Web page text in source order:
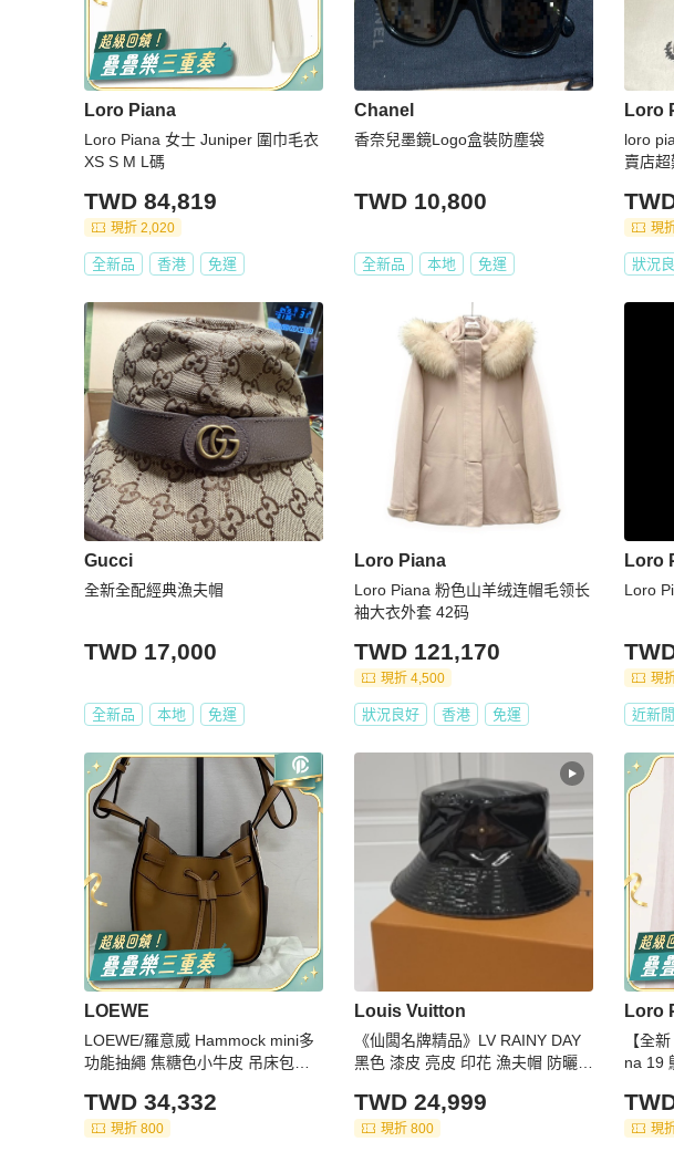
Loro Piana
Loro Piana 女士 Juniper 圍巾毛衣
XS S M L碼
TWD 84,819
現折 2,020
全新品 香港 免運
Chanel
香奈兒墨鏡Logo盒裝防塵袋
TWD 10,800
全新品 本地 免運
Loro
loro
賣店
現
狀況
Gucci
全新全配經典漁夫帽
TWD 17,000
全新品 本地 免運
Loro Piana
Loro Piana 粉色山羊绒连帽毛领长
袖大衣外套 42码
TWD 121,170
現折 4,500
狀況良好 香港 免運
Loro
Loro
現
近新
LOEWE
LOEWE/羅意威 Hammock mini多
功能抽繩 焦糖色小牛皮 吊床包手
TWD 34,332
現折 800
Louis Vuitton
《仙闆名牌精品》LV RAINY DAY
黑色 漆皮 亮皮 印花 漁夫帽 防曬帽
TWD 24,999
現折 800
Loro
【全
na 19 鴕鳥皮 櫻花粉色 飯盒包 斜
現